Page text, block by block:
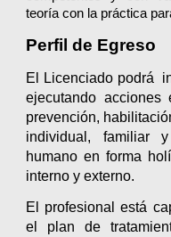
teoría con la práctica
Perfil de Egreso
El Licenciado podrá
ejecutando
prevención,
individual, familiar
humano en forma
interno y externo.
El profesional está
el plan de